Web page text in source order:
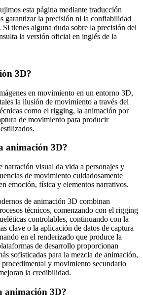
esta página mediante traducción
garantizar la precisión ni la confiabilidad
tienes alguna duda sobre la precisión del
la versión oficial en inglés de la
3D?
en movimiento en un entorno 3D,
la ilusión de movimiento a través del
como el rigging, la animación por
de movimiento para producir
animación 3D?
narración visual da vida a personajes y
de movimiento cuidadosamente
emoción, física y elementos narrativos.
de animación 3D combinan
técnicos, comenzando con el rigging
controlables, continuando con la
clave o la aplicación de datos de captura
en el renderizado que produce la
de desarrollo proporcionan
sofisticadas para la mezcla de animación,
y movimiento secundario
la credibilidad.
animación 3D?